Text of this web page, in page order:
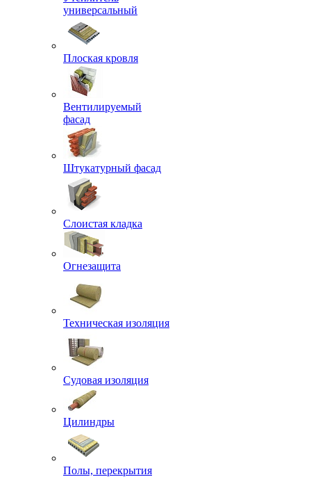
универсальный
Плоская кровля
Вентилируемый
фасад
Штукатурный фасад
Слоистая кладка
Огнезащита
Техническая изоляция
Судовая изоляция
Цилиндры
Полы, перекрытия